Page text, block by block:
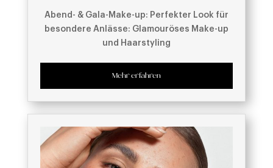
Abend- & Gala-Make-up: Perfekter Look für
besondere Anlässe: Glamouröses Make-up
und Haarstyling
Mehr erfahren